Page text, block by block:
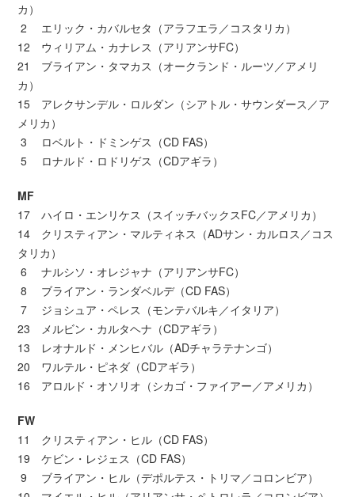
カ）
2 エリック・カバルセタ（アラフエラ／コスタリカ）
12 ウィリアム・カナレス（アリアンサFC）
21 ブライアン・タマカス（オークランド・ルーツ／アメリ
カ）
15 アレクサンデル・ロルダン（シアトル・サウンダース／ア
メリカ）
3 ロベルト・ドミンゲス（CD FAS）
5 ロナルド・ロドリゲス（CDアギラ）
MF
17 ハイロ・エンリケス（スイッチバックスFC／アメリカ）
14 クリスティアン・マルティネス（ADサン・カルロス／コス
タリカ）
6 ナルシソ・オレジャナ（アリアンサFC）
8 ブライアン・ランダベルデ（CD FAS）
7 ジョシュア・ペレス（モンテバルキ／イタリア）
23 メルビン・カルタヘナ（CDアギラ）
13 レオナルド・メンヒバル（ADチャラテナンゴ）
20 ワルテル・ピネダ（CDアギラ）
16 アロルド・オソリオ（シカゴ・ファイアー／アメリカ）
FW
11 クリスティアン・ヒル（CD FAS）
19 ケビン・レジェス（CD FAS）
9 ブライアン・ヒル（デポルテス・トリマ／コロンビア）